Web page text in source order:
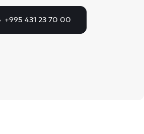
+995 431 23 70 00